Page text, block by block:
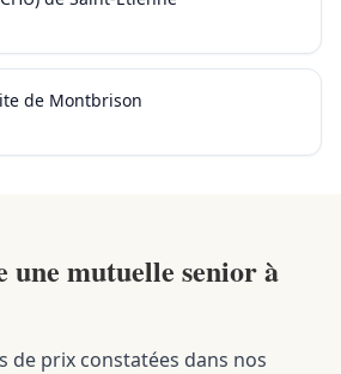
de Montbrison
une mutuelle senior à
de prix constatées dans nos